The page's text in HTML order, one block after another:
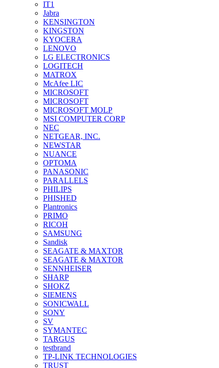
IT1
Jabra
KENSINGTON
KINGSTON
KYOCERA
LENOVO
LG ELECTRONICS
LOGITECH
MATROX
McAfee LIC
MICROSOFT
MICROSOFT
MICROSOFT MOLP
MSI COMPUTER CORP
NEC
NETGEAR, INC.
NEWSTAR
NUANCE
OPTOMA
PANASONIC
PARALLELS
PHILIPS
PHISHED
Plantronics
PRIMO
RICOH
SAMSUNG
Sandisk
SEAGATE & MAXTOR
SEAGATE & MAXTOR
SENNHEISER
SHARP
SHOKZ
SIEMENS
SONICWALL
SONY
SV
SYMANTEC
TARGUS
testbrand
TP-LINK TECHNOLOGIES
TRUST